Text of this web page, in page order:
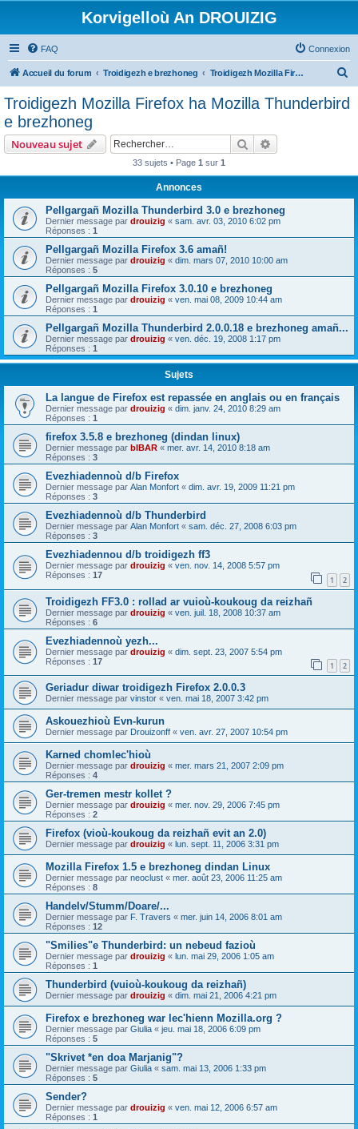
Korvigelloù An DROUIZIG
FAQ Connexion
Accueil du forum Troidigezh e brezhoneg Troidigezh Mozilla Firefox ha Mozilla Thunderbird e brezhoneg
Troidigezh Mozilla Firefox ha Mozilla Thunderbird
e brezhoneg
Nouveau sujet Rechercher
33 sujets • Page 1 sur 1
Annonces
Pellgargañ Mozilla Thunderbird 3.0 e brezhoneg
Dernier message par drouizig « sam. avr. 03, 2010 6:02 pm
Réponses : 1
Pellgargañ Mozilla Firefox 3.6 amañ!
Dernier message par drouizig « dim. mars 07, 2010 10:00 am
Réponses : 5
Pellgargañ Mozilla Firefox 3.0.10 e brezhoneg
Dernier message par drouizig « ven. mai 08, 2009 10:44 am
Réponses : 1
Pellgargañ Mozilla Thunderbird 2.0.0.18 e brezhoneg amañ...
Dernier message par drouizig « ven. déc. 19, 2008 1:17 pm
Réponses : 1
Sujets
La langue de Firefox est repassée en anglais ou en français
Dernier message par drouizig « dim. janv. 24, 2010 8:29 am
Réponses : 1
firefox 3.5.8 e brezhoneg (dindan linux)
Dernier message par bIBAR « mer. avr. 14, 2010 8:18 am
Réponses : 3
Evezhiadennoù d/b Firefox
Dernier message par Alan Monfort « dim. avr. 19, 2009 11:21 pm
Réponses : 3
Evezhiadennoù d/b Thunderbird
Dernier message par Alan Monfort « sam. déc. 27, 2008 6:03 pm
Réponses : 3
Evezhiadennou d/b troidigezh ff3
Dernier message par drouizig « ven. nov. 14, 2008 5:57 pm
Réponses : 17 1 2
Troidigezh FF3.0 : rollad ar vuioù-koukoug da reizhañ
Dernier message par drouizig « ven. juil. 18, 2008 10:37 am
Réponses : 6
Evezhiadennoù yezh...
Dernier message par drouizig « dim. sept. 23, 2007 5:54 pm
Réponses : 17 1 2
Geriadur diwar troidigezh Firefox 2.0.0.3
Dernier message par vinstor « ven. mai 18, 2007 3:42 pm
Askouezhioù Evn-kurun
Dernier message par Drouizonff « ven. avr. 27, 2007 10:54 pm
Karned chomlec'hioù
Dernier message par drouizig « mer. mars 21, 2007 2:09 pm
Réponses : 4
Ger-tremen mestr kollet ?
Dernier message par drouizig « mer. nov. 29, 2006 7:45 pm
Réponses : 2
Firefox (vioù-koukoug da reizhañ evit an 2.0)
Dernier message par drouizig « lun. sept. 11, 2006 3:31 pm
Mozilla Firefox 1.5 e brezhoneg dindan Linux
Dernier message par neoclust « mer. août 23, 2006 11:25 am
Réponses : 8
Handelv/Stumm/Doare/...
Dernier message par F. Travers « mer. juin 14, 2006 8:01 am
Réponses : 12
"Smilies"e Thunderbird: un nebeud fazioù
Dernier message par drouizig « lun. mai 29, 2006 1:05 am
Réponses : 1
Thunderbird (vuioù-koukoug da reizhañ)
Dernier message par drouizig « dim. mai 21, 2006 4:21 pm
Firefox e brezhoneg war lec'hienn Mozilla.org ?
Dernier message par Giulia « jeu. mai 18, 2006 6:09 pm
Réponses : 5
"Skrivet *en doa Marjanig"?
Dernier message par Giulia « sam. mai 13, 2006 1:33 pm
Réponses : 5
Sender?
Dernier message par drouizig « ven. mai 12, 2006 6:57 am
Réponses : 1